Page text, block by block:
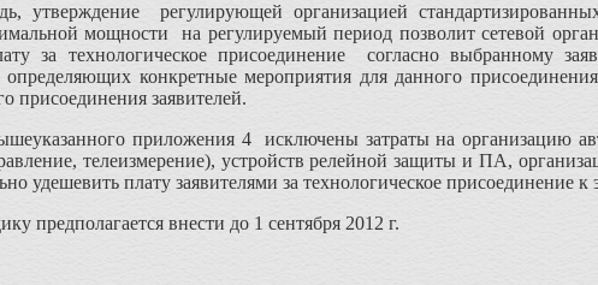
регулирующей организацией
мощности на регулируемый период позволит сетевой
за технологическое присоединение согласно выбранному
конкретные мероприятия для данного
присоединения заявителей.
приложения 4 исключены затраты на организацию
телеизмерение), устройств релейной защиты и ПА,
удешевить плату заявителями за технологическое присоединение к
предполагается внести до 1 сентября 2012 г.